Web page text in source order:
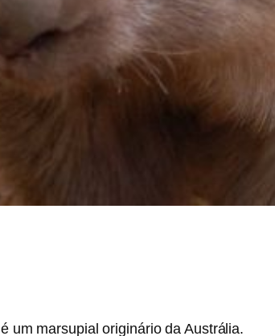
é um marsupial originário da Austrália.